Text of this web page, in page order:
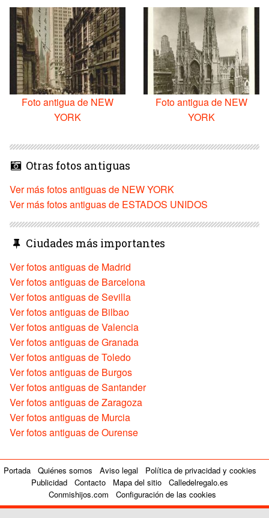
Foto antigua de NEW
YORK
Foto antigua de NEW
YORK
Otras fotos antiguas
Ver más fotos antiguas de NEW YORK
Ver más fotos antiguas de ESTADOS UNIDOS
Ciudades más importantes
Ver fotos antiguas de Madrid
Ver fotos antiguas de Barcelona
Ver fotos antiguas de Sevilla
Ver fotos antiguas de Bilbao
Ver fotos antiguas de Valencia
Ver fotos antiguas de Granada
Ver fotos antiguas de Toledo
Ver fotos antiguas de Burgos
Ver fotos antiguas de Santander
Ver fotos antiguas de Zaragoza
Ver fotos antiguas de Murcia
Ver fotos antiguas de Ourense
Portada Quiénes somos Aviso legal
Política de privacidad y cookies
Publicidad
Contacto Mapa del sitio
Calledelregalo.es
Conmishijos.com
Configuración de las cookies